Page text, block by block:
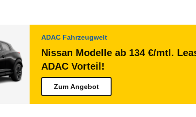
ADAC Fahrzeugwelt
Nissan Modelle ab 134 €/mtl.
ADAC Vorteil!
Zum Angebot